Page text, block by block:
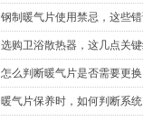
钢制暖气片使用禁忌，这些
选购卫浴散热器，这几点关
怎么判断暖气片是否需要更
暖气片保养时，如何判断系